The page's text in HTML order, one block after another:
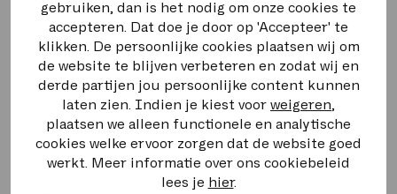
gebruiken, dan is het nodig om onze cookies te
accepteren. Dat doe je door op 'Accepteer' te
klikken. De persoonlijke cookies plaatsen wij om
de website te blijven verbeteren en zodat wij en
derde partijen jou persoonlijke content kunnen
laten zien. Indien je kiest voor weigeren
plaatsen we alleen functionele en analytische
cookies welke ervoor zorgen dat de website goed
werkt. Meer informatie over ons cookiebeleid
lees je hier.
binnen handbereik is.
telefonie en cloud, zijn onze
beveiligingsdiensten voor gegevens,
netwerken en bedrijven ontworpen met één
focus: eenvoud. Zo kun jij en je klanten
profiteren van krachtige beveiliging zonder
complexe implementatie of beheer.